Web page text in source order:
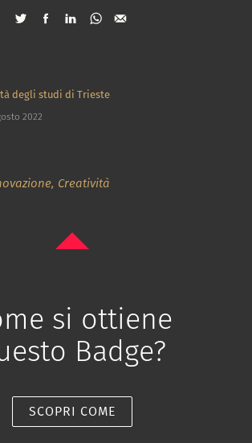
degli studi di Trieste
2022
Creatività
si ottiene
Badge?
SCOPRI COME